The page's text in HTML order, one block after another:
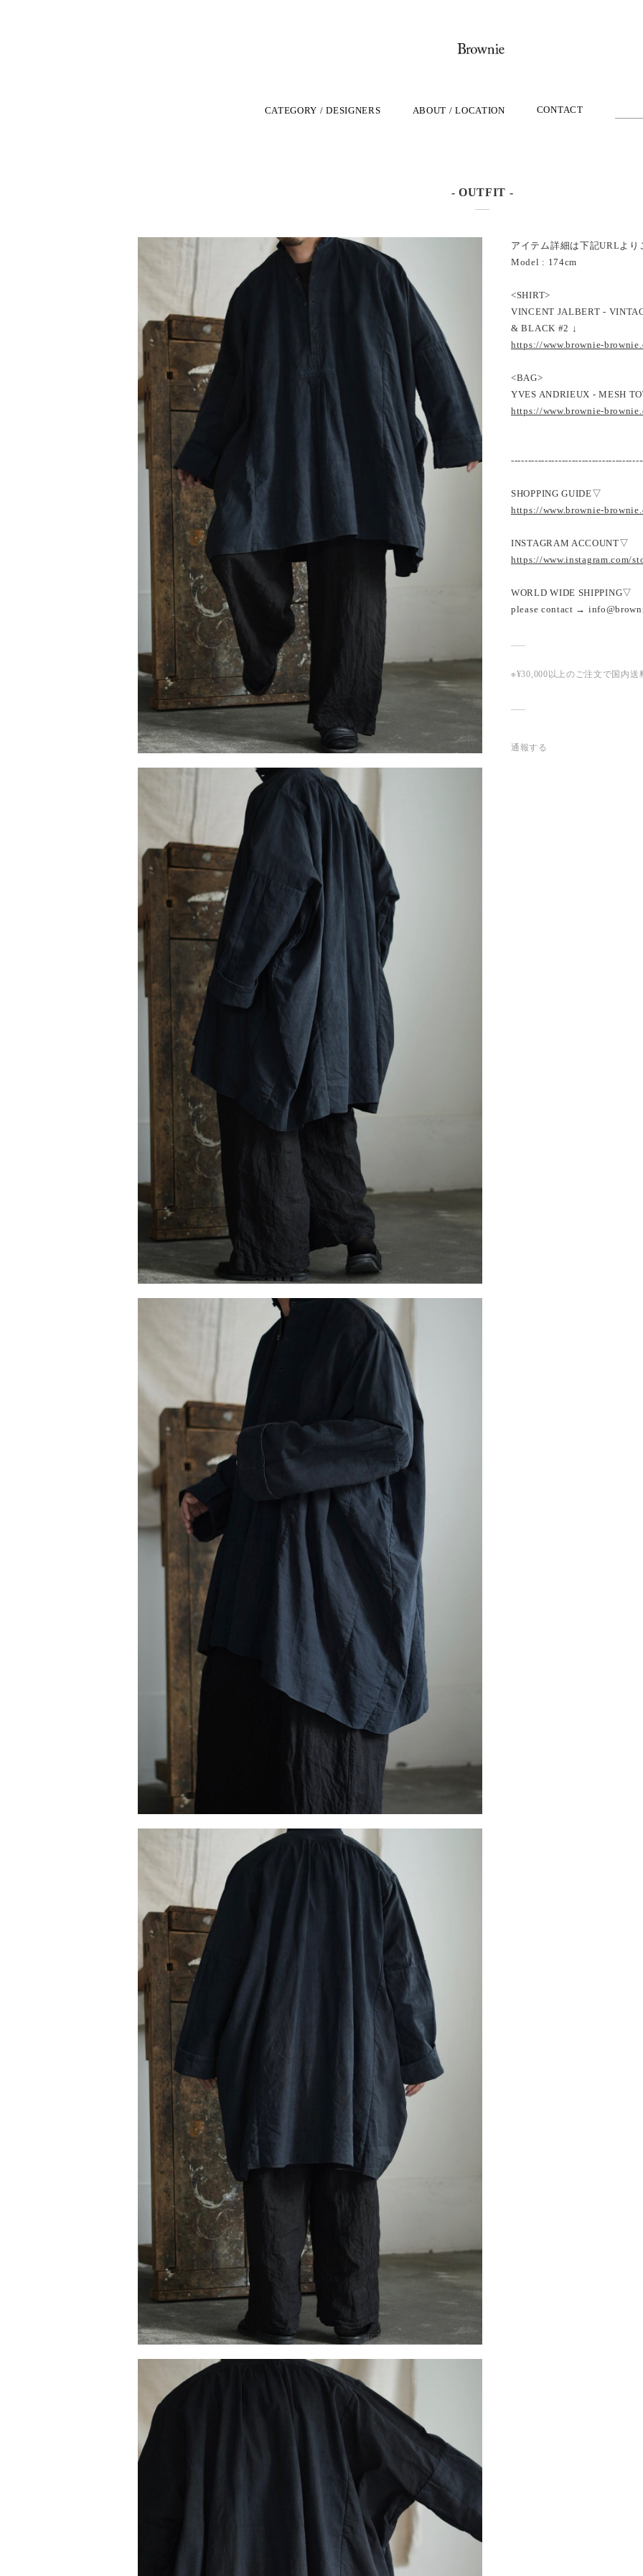
CATEGORY / DESIGNERS ABOUT / LOCATION CONTACT
- OUTFIT -
アイテム詳細は下記URLより
Model : 174cm
<SHIRT>
VINCENT JALBERT -
& BLACK #2 ↓
https://www.brownie-
<BAG>
YVES ANDRIEUX - MESH
https://www.brownie-
SHOPPING GUIDE▽
https://www.brownie-
INSTAGRAM ACCOUNT▽
https://www.instagram.com/
WORLD WIDE SHIPPING▽
please contact →
※¥30,000以上のご注文で国内送
通報する